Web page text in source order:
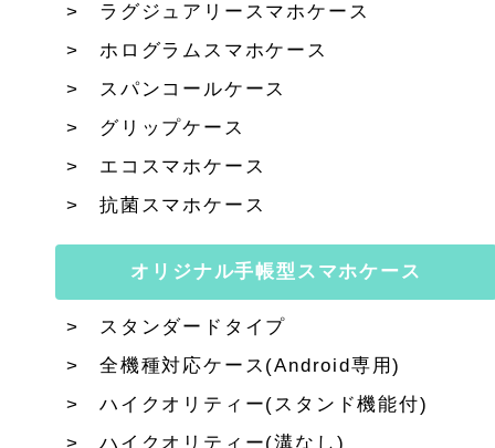
ラグジュアリースマホケース
ホログラムスマホケース
スパンコールケース
グリップケース
エコスマホケース
抗菌スマホケース
オリジナル手帳型スマホケース
スタンダードタイプ
全機種対応ケース(Android専用)
ハイクオリティー(スタンド機能付)
ハイクオリティー(溝なし)